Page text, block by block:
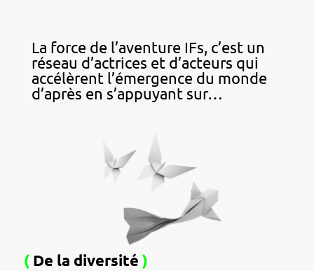
La force de l’aventure IFs, c’est un
réseau d’actrices et d’acteurs qui
accélèrent l’émergence du monde
d’après en s’appuyant sur…
(De la diversité )